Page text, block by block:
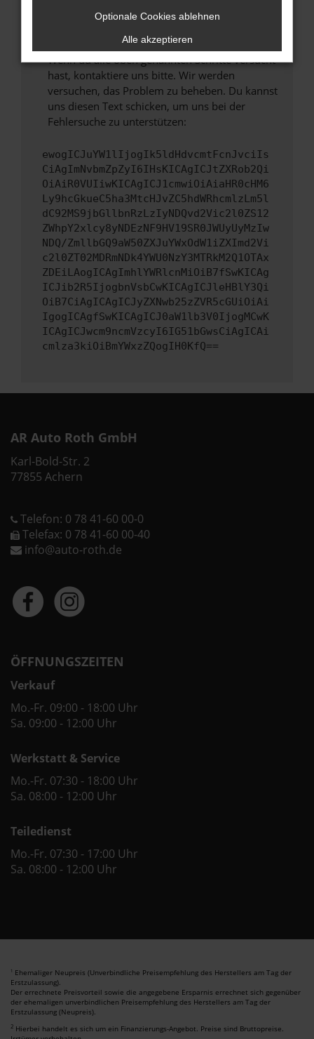
unterstützt werden.
Wende dich an den Webseitenbetreiber.
Wenn du alle oben genannten Schritte versucht
hast, kontaktiere uns bitte. Wir werden
versuchen, das Problem zu beheben. Du kannst
uns diesen Text schicken, um uns bei der
Fehlersuche zu unterstützen:
ewogICJuYW1lIjogIk5ldHdvcmtFcnJvciIs
CiAgImNvbmZpZyI6IHsKICAgICJtZXRob2Qi
OiAiR0VUIiwKICAgICJ1cmwiOiAiaHR0cHM6
Ly9hcGkueC5ha3MtcHJvZC5hdWRhcmlzLm5l
dC92MS9jbGllbnRzLzIyNDQvd2Vic2l0ZS12
ZWhpY2xlcy8yNDEzNF9HV19SR0JWUyUyMzIw
NDQ/ZmllbGQ9aW50ZXJuYWxOdW1iZXImd2Vi
c2l0ZT02MDRmNDk4YWU0NzY3MTRkM2Q1OTAx
ZDEiLAogICAgImhlYWRlcnMiOiB7fSwKICAg
ICJib2R5IjogbnVsbCwKICAgICJleHBlY3Qi
OiB7CiAgICAgICJyZXNwb25zZVR5cGUiOiAi
IgogICAgfSwKICAgICJ0aW1lb3V0IjogMCwK
ICAgICJwcm9ncmVzcyI6IG51bGwsCiAgICAi
cmlza3kiOiBmYWxzZQogIH0KfQ==
AR Auto Roth GmbH
Karl-Bold-Str. 2
77855 Achern
Telefon: 0 78 41-60 00-0
Telefax: 0 78 41-60 00-40
info@auto-roth.de
ÖFFNUNGSZEITEN
Verkauf
Mo.-Fr. 09:00 - 18:00 Uhr
Sa. 09:00 - 12:00 Uhr
Werkstatt & Service
Mo.-Fr. 07:30 - 18:00 Uhr
Sa. 08:00 - 12:00 Uhr
Teiledienst
Mo.-Fr. 07:30 - 17:00 Uhr
Sa. 08:00 - 12:00 Uhr
1 Ehemaliger Neupreis (Unverbindliche Preisempfehlung des Herstellers am Tag der
Erstzulassung).
Der errechnete Preisvorteil sowie die angegebene Ersparnis errechnet sich gegenüber
der ehemaligen unverbindlichen Preisempfehlung des Herstellers am Tag der
Erstzulassung (Neupreis).
2 Hierbei handelt es sich um ein Finanzierungs-Angebot. Preise sind Bruttopreise.
Optionale Cookies ablehnen
Alle akzeptieren